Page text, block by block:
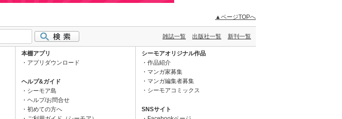
▲ページTOPへ
雑誌一覧 出版社一覧 新刊一覧
本棚アプリ
アプリダウンロード
ヘルプ&ガイド
シーモア島
ヘルプ/お問合せ
初めての方へ
シーモアオリジナル作品
作品紹介
マンガ家募集
マンガ編集者募集
シーモアコミックス
SNSサイト